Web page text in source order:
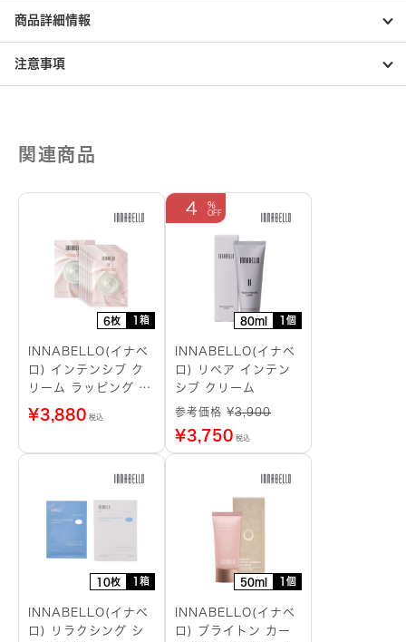
商品詳細情報
注意事項
関連商品
6枚 1箱
INNABELLO(イナベ
ロ) インテンシブ ク
リーム ラッピング シ
ートマスク
¥3,880 税込
80ml 1個
4
INNABELLO(イナベ
ロ) リペア インテン
シブ クリーム
参考価格 ¥3,900
¥3,750 税込
10枚 1箱
INNABELLO(イナベ
ロ) リラクシング シ
50ml 1個
INNABELLO(イナベ
ロ) ブライトン カー